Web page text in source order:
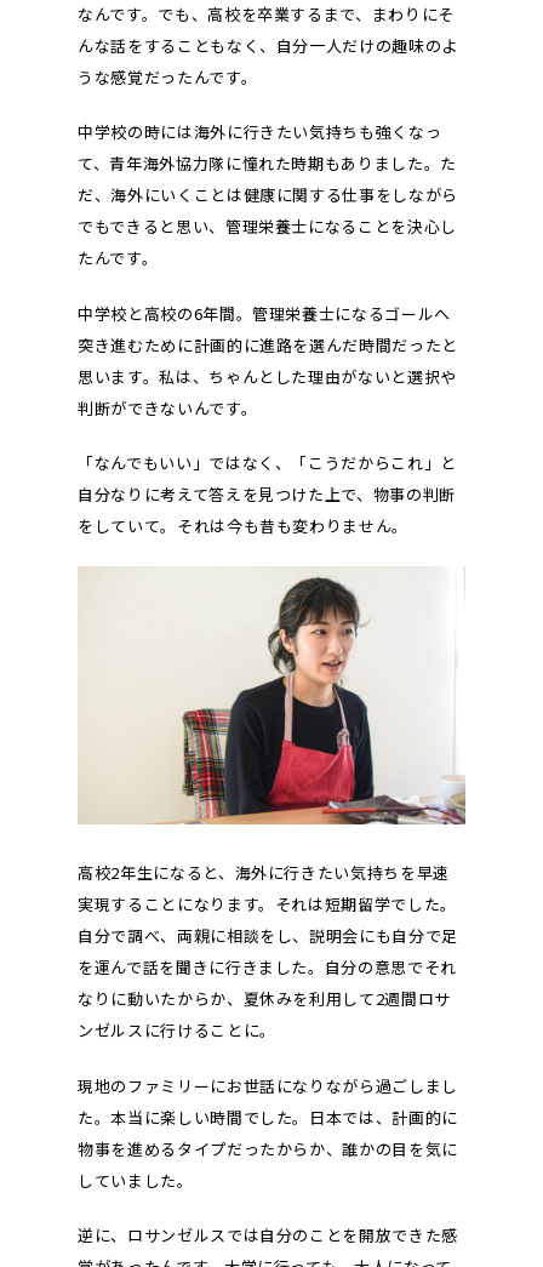
なんです。でも、高校を卒業するまで、まわりにそ
んな話をすることもなく、自分一人だけの趣味のよ
うな感覚だったんです。
中学校の時には海外に行きたい気持ちも強くなっ
て、青年海外協力隊に憧れた時期もありました。た
だ、海外にいくことは健康に関する仕事をしながら
でもできると思い、管理栄養士になることを決心し
たんです。
中学校と高校の6年間。管理栄養士になるゴールへ
突き進むために計画的に進路を選んだ時間だったと
思います。私は、ちゃんとした理由がないと選択や
判断ができないんです。
「なんでもいい」ではなく、「こうだからこれ」と
自分なりに考えて答えを見つけた上で、物事の判断
をしていて。それは今も昔も変わりません。
高校2年生になると、海外に行きたい気持ちを早速
実現することになります。それは短期留学でした。
自分で調べ、両親に相談をし、説明会にも自分で足
を運んで話を聞きに行きました。自分の意思でそれ
なりに動いたからか、夏休みを利用して2週間ロサ
ンゼルスに行けることに。
現地のファミリーにお世話になりながら過ごしまし
た。本当に楽しい時間でした。日本では、計画的に
物事を進めるタイプだったからか、誰かの目を気に
していました。
逆に、ロサンゼルスでは自分のことを開放できた感